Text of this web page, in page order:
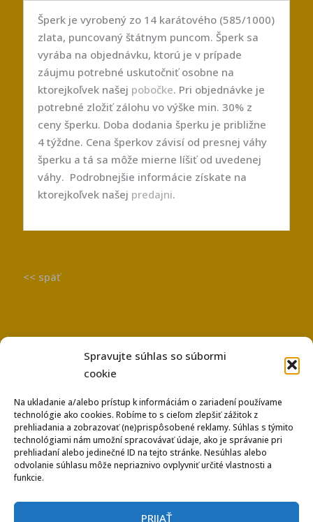
Spravujte súhlas so súbormi
cookie
Na ukladanie a/alebo prístup k informáciám o zariadení používame
technológie ako cookies. Robíme to s cieľom zlepšiť zážitok z
prehliadania a zobrazovať (ne)prispôsobené reklamy. Súhlas s týmito
technológiami nám umožní spracovávať údaje, ako je správanie pri
prehliadaní alebo jedinečné ID na tejto stránke. Nesúhlas alebo
odvolanie súhlasu môže nepriaznivo ovplyvniť určité vlastnosti a
funkcie.
PRIJAŤ
Šperk je vyrobený zo 14 karátového (585/1000)
zlata, puncovaný štátnym puncom. Šperk sa
vyrába na objednávku, ktorú je v prípade
záujmu potrebné uskutočniť osobne na
ktorejkoľvek našej pobočke. Pri objednávke je
potrebné zložiť zálohu vo výške min. 30% z
ceny šperku. Doba dodania šperku je približne
4 týždne. Cena šperkov závisí od presnej váhy
šperku a tá sa môže mierne líšiť od uvedenej
váhy. Podrobnejšie informácie získate na
ktorejkoľvek našej predajni.
<< späť
Používanie súborov Cookies
Ochrana osobných údajov